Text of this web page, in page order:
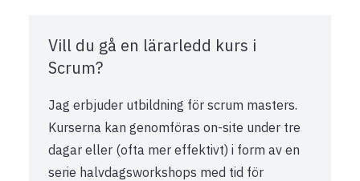
Vill du gå en lärarledd kurs i
Scrum?
Jag erbjuder utbildning för scrum masters.
Kurserna kan genomföras on-site under tre
dagar eller (ofta mer effektivt) i form av en
serie halvdagsworkshops med tid för